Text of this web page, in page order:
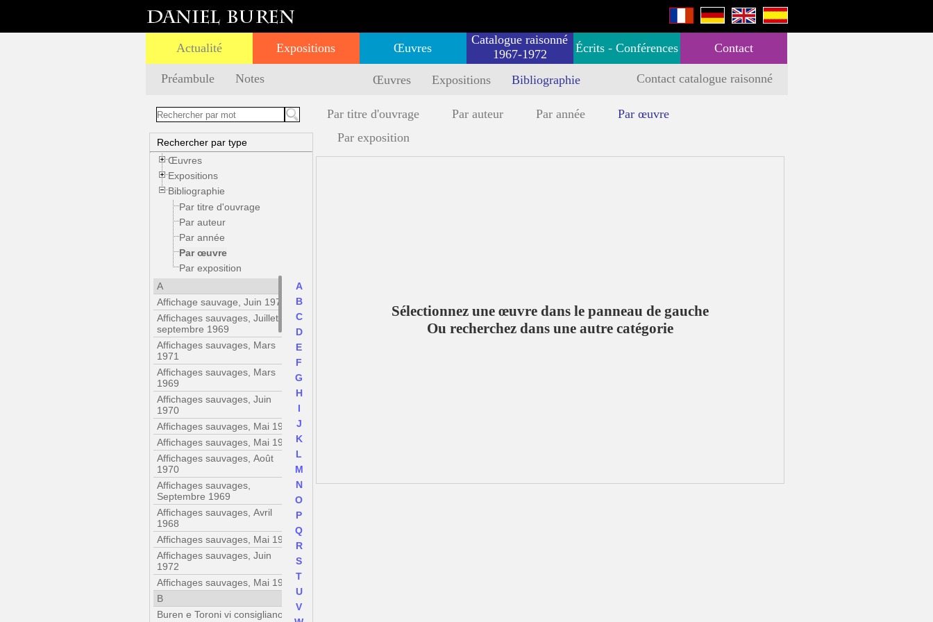
Actualité Expositions Œuvres
Catalogue raisonné
1967-1972
Écrits - Conférences Contact
Préambule Notes Œuvres Expositions Bibliographie Contact catalogue raisonné
Rechercher par type
Œuvres
Expositions
Bibliographie
Par titre d'ouvrage
Par auteur
Par année
Par œuvre
Par exposition
A
Affichage sauvage, Juin 1970
Affichages sauvages, Juillet-
septembre 1969
Affichages sauvages, Mars
1971
Affichages sauvages, Mars
1969
Affichages sauvages, Juin
1970
Affichages sauvages, Mai 1970
Affichages sauvages, Mai 1970
Affichages sauvages, Août
1970
Affichages sauvages,
Septembre 1969
Affichages sauvages, Avril
1968
Affichages sauvages, Mai 1969
Affichages sauvages, Juin
1972
Affichages sauvages, Mai 1971
B
Buren e Toroni vi consigliano di
A
B
C
D
E
F
G
H
I
J
K
L
M
N
O
P
Q
R
S
T
U
V
Par titre d'ouvrage Par auteur Par année
Par œuvre
Par exposition
Sélectionnez une œuvre dans le panneau de gauche
Ou recherchez dans une autre catégorie